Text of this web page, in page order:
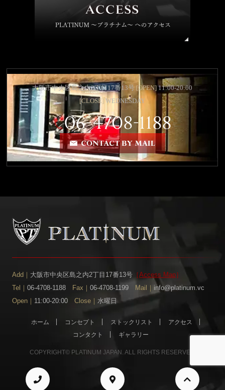
大阪市中央区島之内2丁目17番13号 [OPEN]11:00-20:00
[CLOSE] WEDNESDAY
Add｜ 大阪市中央区島之内2丁目17番13号［Access Map］
Tel｜ 06-4708-1188 Fax｜ 06-4708-1199 Mail｜ info@platinum.vc
Open｜ 11:00-20:00 Close｜ 水曜日
ホーム コンセプト ストックリスト
アクセス
コンタクト
ギャラリー
COPYRIGHT© PLATINUM JAPAN. ALL RIGHTS RESERVED.